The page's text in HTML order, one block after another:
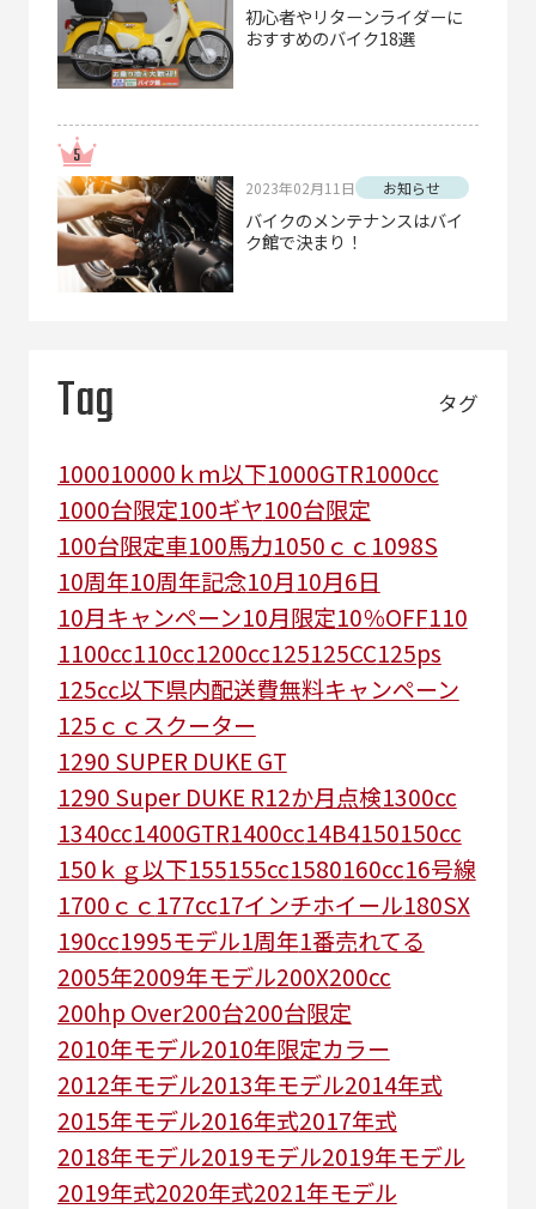
初心者やリターンライダーに
おすすめのバイク18選
2023年02月11日 お知らせ
バイクのメンテナンスはバイ
ク館で決まり！
Tag タグ
100010000ｋｍ以下1000GTR1000cc
1000台限定100ギヤ100台限定
100台限定車100馬力1050ｃｃ 1098S
10周年10周年記念10月10月6日
10月キャンペーン10月限定10％OFF110
1100cc110cc1200cc125125CC125ps
125㏄以下県内配送費無料キャンペーン
125ｃｃスクーター
1290 SUPER DUKE GT
1290 Super DUKE R12か月点検1300cc
1340cc1400GTR1400cc14B4150150cc
150ｋｇ以下155155cc1580160cc16号線
1700ｃｃ 177cc17インチホイール180SX
190cc1995モデル1周年1番売れてる
2005年2009年モデル200X200cc
200hp Over200台200台限定
2010年モデル2010年限定カラー
2012年モデル2013年モデル2014年式
2015年モデル2016年式2017年式
2018年モデル2019モデル2019年モデル
2019年式2020年式2021年モデル